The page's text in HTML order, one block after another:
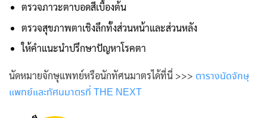
ตรวจภาวะตาบอดสีเบื้องต้น
ตรวจสุขภาพตาเชิงลึกทั้งส่วนหน้าและส่วนหลัง
ให้คำแนะนำปรึกษาปัญหาโรคตา
นัดหมายจักษุแพทย์หรือนักทัศนมาตรได้ที่นี่ >>> ตารางนัดจักษุ
แพทย์และทัศนมาตรที่ THE NEXT